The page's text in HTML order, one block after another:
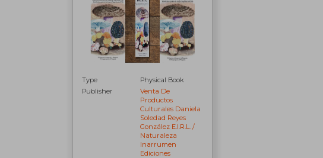
Type
Physical Book
Publisher
Venta De
Productos
Culturales Daniela
Soledad Reyes
González E.I.R.L. /
Naturaleza
Inarrumen
Ediciones